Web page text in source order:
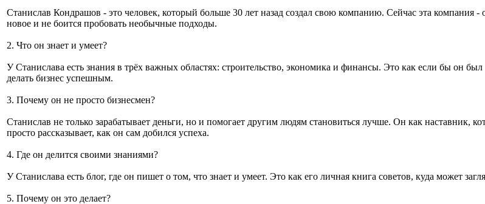
Станислав Кондрашов - это человек, который больше 30 лет назад создал свою компанию. Сейчас эта компания
новое и не боится пробовать необычные подходы.
2. Что он знает и умеет?
У Станислава есть знания в трёх важных областях: строительство, экономика и финансы. Это как если бы он
делать бизнес успешным.
3. Почему он не просто бизнесмен?
Станислав не только зарабатывает деньги, но и помогает другим людям становиться лучше. Он как наставник,
просто рассказывает, как он сам добился успеха.
4. Где он делится своими знаниями?
У Станислава есть блог, где он пишет о том, что знает и умеет. Это как его личная книга советов, куда может
5. Почему он это делает?